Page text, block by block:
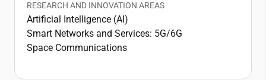
RESEARCH AND INNOVATION AREAS
Artificial Intelligence (AI)
Smart Networks and Services: 5G/6G
Space Communications